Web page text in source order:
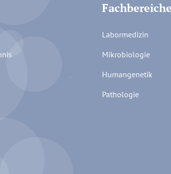
Fachbereiche
Labormedizin
Mikrobiologie
Humangenetik
Pathologie